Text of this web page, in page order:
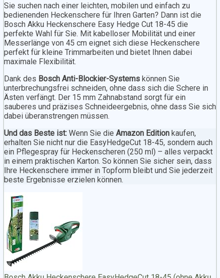
Sie suchen nach einer leichten, mobilen und einfach zu
bedienenden Heckenschere für Ihren Garten? Dann ist die
Bosch Akku Heckenschere Easy Hedge Cut 18-45 die
perfekte Wahl für Sie. Mit kabelloser Mobilität und einer
Messerlänge von 45 cm eignet sich diese Heckenschere
perfekt für kleine Trimmarbeiten und bietet Ihnen dabei
maximale Flexibilität.
Dank des Bosch Anti-Blockier-Systems können Sie
unterbrechungsfrei schneiden, ohne dass sich die Schere in
Ästen verfängt. Der 15 mm Zahnabstand sorgt für ein
sauberes und präzises Schneideergebnis, ohne dass Sie sich
dabei überanstrengen müssen.
Und das Beste ist: Wenn Sie die Amazon Edition kaufen,
erhalten Sie nicht nur die EasyHedgeCut 18-45, sondern auch
ein Pflegespray für Heckenscheren (250 ml) – alles verpackt
in einem praktischen Karton. So können Sie sicher sein, dass
Ihre Heckenschere immer in Topform bleibt und Sie jederzeit
beste Ergebnisse erzielen können.